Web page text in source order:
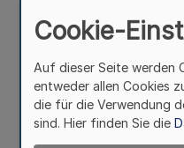
Für den
Gesundheit, Soziales,
Befugnis zur
Vertretung des Landes
Cookie-
Auf dieser Seite werden
entweder allen Cookies
die für die Verwendung
sind. Hier finden Sie die